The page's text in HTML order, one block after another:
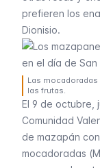
prefieren los
Dionisio.
Las
las frutas.
El 9 de octubre,
Comunidad
de mazapán
mocadoradas (